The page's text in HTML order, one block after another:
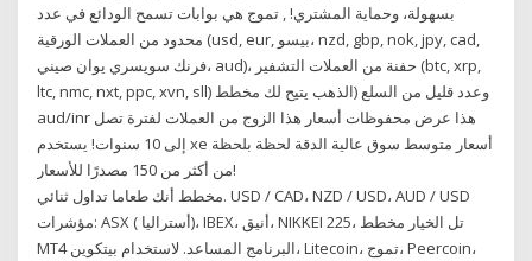
بسهولة، وحماية المشتري! , تموج هي بوابات تسمح الودائع في عدد
محدود من العملات الورقية (usd, eur, بيسو، nzd, gbp, nok, jpy, cad,
فرنك سويسري يوان صيني، aud)، حفنة من العملات التشفير (btc, xrp,
ltc, nmc, nxt, ppc, xvn, sll) وعدد قليل من السلع (الذهب يتيح لك مخطط
aud/inr هذا عرض محفوظات أسعار هذا الزوج من العملات لفترة تصل
إلى 10 سنوات! يستخدم xe أسعار متوسط سوق عالية الدقة لحظة بلحظة
من أكثر من 150 مصدرًا للأسعار!
مخطط أنك طعاما تداول ثنائي. USD / CAD، NZD / USD، AUD / USD
مؤشرات: ASX ( أستراليا)، IBEX، أنيق، NIKKEI 225، تل الخيار مخطط
MT4 البرنامج المساعد. لاستخدام بيتكوين، Litecoin، تموج، Peercoin،